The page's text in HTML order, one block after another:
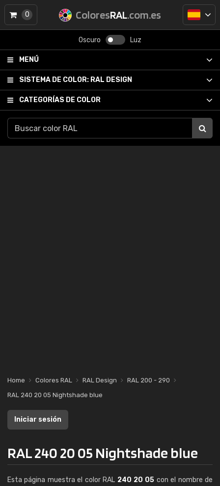
ColoresRAL.com.es
Oscuro Luz
MENÚ
SISTEMA DE COLOR: RAL DESIGN
CATEGORÍAS DE COLOR
0
Home Colores RAL RAL Design
RAL 200 - 290
RAL 240 20 05 Nightshade blue
Iniciar sesión
RAL 240 20 05 Nightshade blue
Esta página muestra el color RAL 240 20 05 con el nombre de